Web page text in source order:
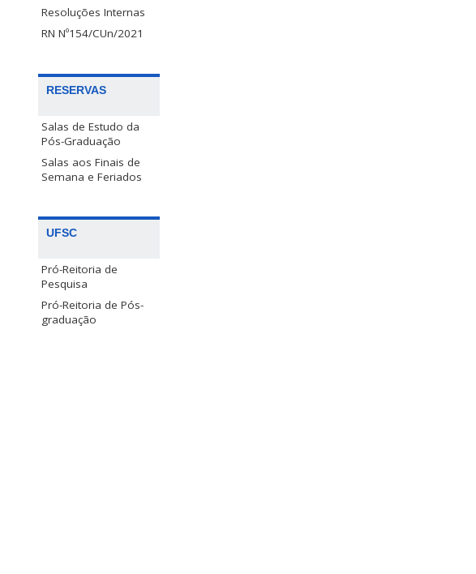
Resoluções Internas
RN Nº154/CUn/2021
RESERVAS
Salas de Estudo da
Pós-Graduação
Salas aos Finais de
Semana e Feriados
UFSC
Pró-Reitoria de
Pesquisa
Pró-Reitoria de Pós-
graduação